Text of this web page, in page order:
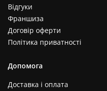
Відгуки
Франшиза
Договір оферти
Політика приватності
Допомога
Доставка і оплата